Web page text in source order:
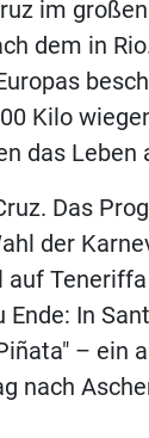
im
dem in
Kilo
das Leben
Das
der
auf
In
– ein
nach